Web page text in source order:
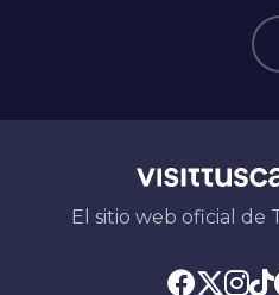
El sitio web oficial de